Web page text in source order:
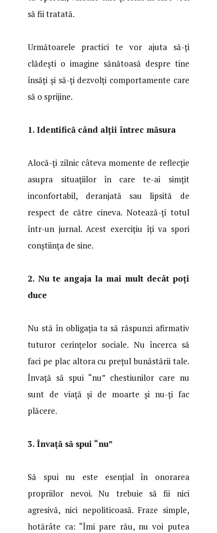
să fii tratată.
Următoarele practici te vor ajuta să-ți
clădești o imagine sănătoasă despre tine
însăți și să-ți dezvolți comportamente care
să o sprijine.
1. Identifică când alții întrec măsura
Alocă-ți zilnic câteva momente de reflecție
asupra situațiilor în care te-ai simțit
inconfortabil, deranjată sau lipsită de
respect de către cineva. Notează-ți totul
într-un jurnal. Acest exercițiu îți va spori
conștiința de sine.
2. Nu te angaja la mai mult decât poți
duce
Nu stă în obligația ta să răspunzi afirmativ
tuturor cerințelor sociale. Nu încerca să
faci pe plac altora cu prețul bunăstării tale.
Învață să spui “nu” chestiunilor care nu
sunt de viață și de moarte și nu-ți fac
plăcere.
3. Învață să spui “nu”
Să spui nu este esențial în onorarea
propriilor nevoi. Nu trebuie să fii nici
agresivă, nici nepoliticoasă. Fraze simple,
hotărâte ca: “Îmi pare rău, nu voi putea